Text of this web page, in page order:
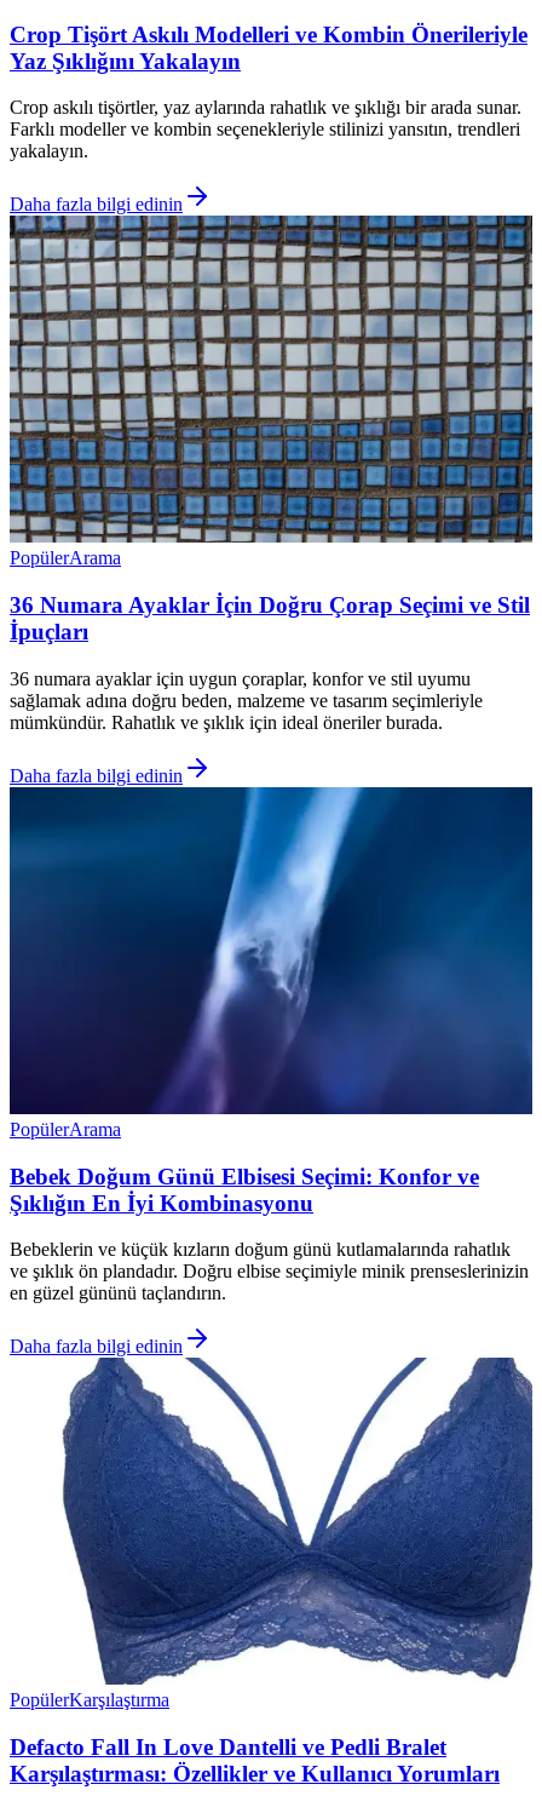
Crop Tişört Askılı Modelleri ve Kombin Önerileriyle
Yaz Şıklığını Yakalayın
Crop askılı tişörtler, yaz aylarında rahatlık ve şıklığı bir arada sunar.
Farklı modeller ve kombin seçenekleriyle stilinizi yansıtın, trendleri
yakalayın.
Daha fazla bilgi edinin
PopülerArama
36 Numara Ayaklar İçin Doğru Çorap Seçimi ve Stil
İpuçları
36 numara ayaklar için uygun çoraplar, konfor ve stil uyumu
sağlamak adına doğru beden, malzeme ve tasarım seçimleriyle
mümkündür. Rahatlık ve şıklık için ideal öneriler burada.
Daha fazla bilgi edinin
PopülerArama
Bebek Doğum Günü Elbisesi Seçimi: Konfor ve
Şıklığın En İyi Kombinasyonu
Bebeklerin ve küçük kızların doğum günü kutlamalarında rahatlık
ve şıklık ön plandadır. Doğru elbise seçimiyle minik prenseslerinizin
en güzel gününü taçlandırın.
Daha fazla bilgi edinin
PopülerKarşılaştırma
Defacto Fall In Love Dantelli ve Pedli Bralet
Karşılaştırması: Özellikler ve Kullanıcı Yorumları